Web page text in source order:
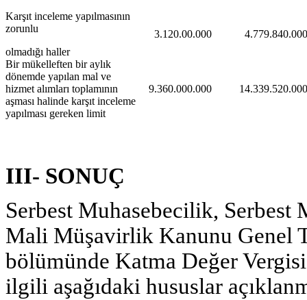
Karşıt inceleme yapılmasının
zorunlu
olmadığı haller
3.120.00.000 4.779.840.000
Bir mükelleften bir aylık
dönemde yapılan mal ve
hizmet alımları toplamının
aşması halinde karşıt inceleme
yapılması gereken limit
9.360.000.000 14.339.520.000
III- SONUÇ
Serbest Muhasebecilik,
Mali Müşavirlik Kanunu Genel
bölümünde Katma Değer
ilgili aşağıdaki hususlar